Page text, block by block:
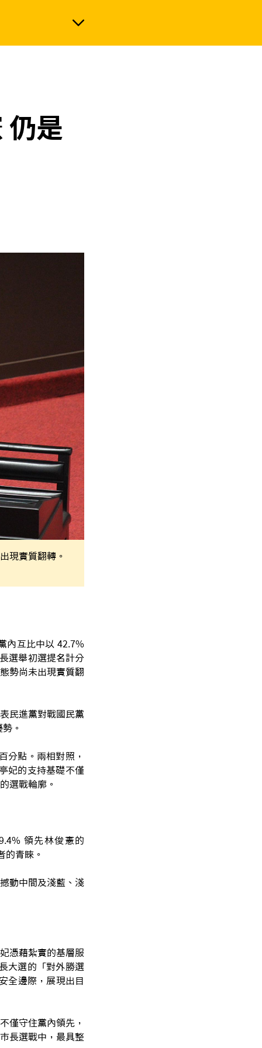
仍是
現實質翻轉。
內互比中以 42.7%
選舉初選提名計分
勢尚未出現實質翻
民進黨對戰國民黨
。
分點。兩相對照，
妃的支持基礎不僅
選戰輪廓。
領先林俊憲的
的青睞。
動中間及淺藍、淺
憑藉紮實的基層服
大選的「對外勝選
全邊際，展現出目
僅守住黨內領先，
長選戰中，最具整